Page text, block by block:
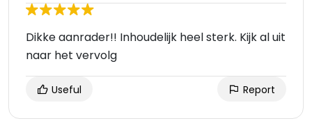
Dikke aanrader!! Inhoudelijk heel sterk. Kijk al uit
naar het vervolg
Useful Report